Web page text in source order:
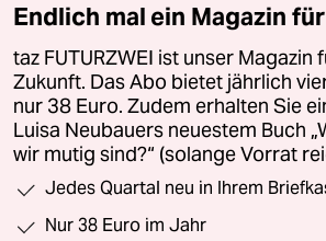
Endlich mal ein Magazin
taz FUTURZWEI ist unser Magazin
Zukunft. Das Abo bietet jährlich
nur 38 Euro. Zudem erhalten Sie
Luisa Neubauers neuestem Buch
wir mutig sind?“ (solange Vorrat
Jedes Quartal neu in Ihrem
Nur 38 Euro im Jahr